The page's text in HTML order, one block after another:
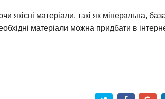
матеріали, такі як мінеральна,
матеріали можна придбати в